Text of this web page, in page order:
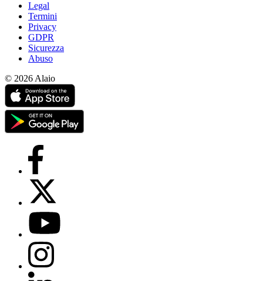
Legal
Termini
Privacy
GDPR
Sicurezza
Abuso
© 2026 Alaio